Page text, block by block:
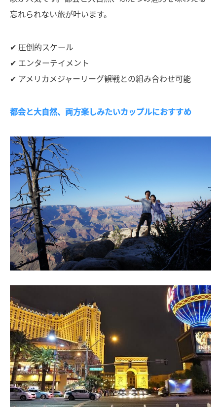
忘れられない旅が叶います。
✔ 圧倒的スケール
✔ エンターテイメント
✔ アメリカメジャーリーグ観戦との組み合わせ可能
都会と大自然、両方楽しみたいカップルにおすすめ